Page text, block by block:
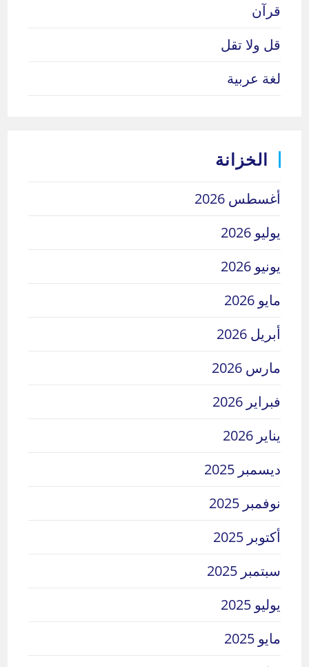
قرآن
قل ولا تقل
لغة عربية
الخزانة
أغسطس 2026
يوليو 2026
يونيو 2026
مايو 2026
أبريل 2026
مارس 2026
فبراير 2026
يناير 2026
ديسمبر 2025
نوفمبر 2025
أكتوبر 2025
سبتمبر 2025
يوليو 2025
مايو 2025